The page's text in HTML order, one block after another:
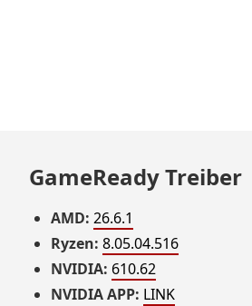
GameReady Treiber
AMD: 26.6.1
Ryzen: 8.05.04.516
NVIDIA: 610.62
NVIDIA APP: LINK